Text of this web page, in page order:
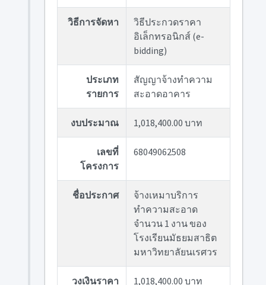
วิธีการจัดหา
วิธีประกวดราคา
อิเล็กทรอนิกส์ (e-
bidding)
ประเภท
รายการ
สัญญาจ้างทำความ
สะอาดอาคาร
งบประมาณ 1,018,400.00 บาท
เลขที่
โครงการ
68049062508
ชื่อประกาศ
จ้างเหมาบริการ
ทำความสะอาด
จำนวน 1 งาน ของ
โรงเรียนมัธยมสาธิต
มหาวิทยาลัยนเรศวร
วงเงินราคา
1,018,400.00 บาท